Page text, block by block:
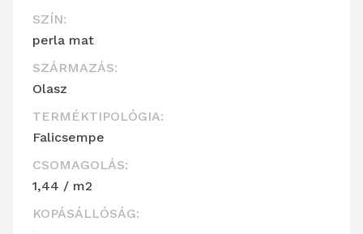
SZÍN:
perla mat
SZÁRMAZÁS:
Olasz
TERMÉKTIPOLÓGIA:
Falicsempe
CSOMAGOLÁS:
1,44 / m2
KOPÁSÁLLÓSÁG: